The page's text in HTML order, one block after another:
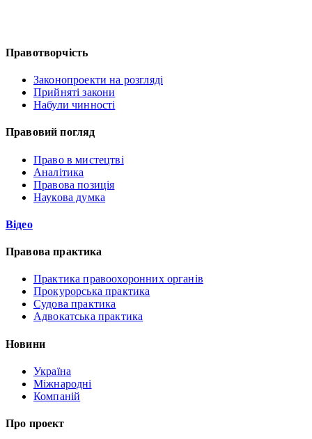
Правотворчість
Законопроекти на розгляді
Прийняті закони
Набули чинності
Правовий погляд
Право в мистецтві
Аналітика
Правова позиція
Наукова думка
Відео
Правова практика
Практика правоохоронних органів
Прокурорська практика
Судова практика
Адвокатська практика
Новини
Україна
Міжнародні
Компаній
Про проект